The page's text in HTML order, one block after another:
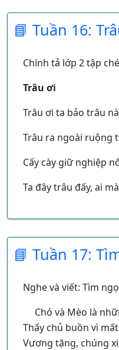
- Trong hai từ bé
Bé là một cô bé yêu
📘 Tuần 16:
Chính tả lớp 2 tập
Trâu ơi
Trâu ơi ta bảo trâu
Trâu ra ngoài ruộng
Cấy cày giữ nghiệp
Ta đây trâu đấy, ai
Thì còn ngọn cỏ
📘 Tuần 17:
Nghe và viết: Tìm
Chó và Mèo là
Thấy chủ buồn vì
Vương tặng, chúng